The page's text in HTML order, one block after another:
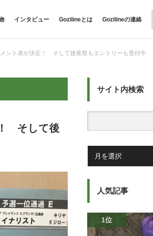
インタビュー Gozilineとは Gozilineの連絡
ント表が決定！ そして後夜祭もエントリーも受付中
！ そして後
サイト内検索
人気記事
1位